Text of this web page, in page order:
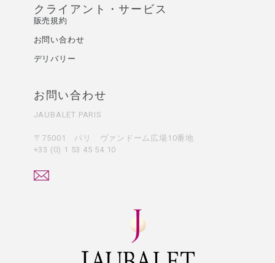
クライアント・サービス
販売規約
お問い合わせ
デリバリー
お問い合わせ
JAUBALET PARIS
〒75001 パリ ヴァンドーム広場10番地
+33 (0) 1 53 45 54 10